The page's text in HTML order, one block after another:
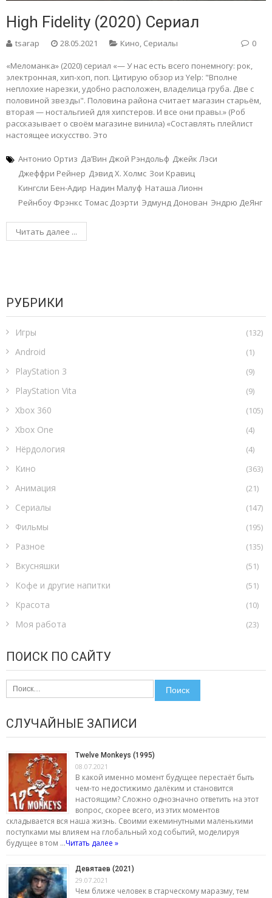
High Fidelity (2020) Сериал
tsarap 28.05.2021 Кино, Сериалы 0
«Меломанка» (2020) сериал «— У нас есть всего понемногу: рок,
электронная, хип-хоп, поп. Цитирую обзор из Yelp: "Вполне
неплохие нарезки, удобно расположен, владелица груба. Две с
половиной звезды". Половина района считает магазин старьём,
вторая — ностальгией для хипстеров. И все они правы.» (Роб
рассказывает о своём магазине винила) «Составлять плейлист
настоящее искусство. Это
Антонио Ортиз Да’Вин Джой Рэндольф Джейк Лэси
Джеффри Рейнер Дэвид Х. Холмс Зои Кравиц
Кингсли Бен-Адир Надин Малуф Наташа Лионн
Рейнбоу Фрэнкс Томас Доэрти Эдмунд Донован Эндрю ДеЯнг
Читать далее ...
РУБРИКИ
Игры (132)
Android (1)
PlayStation 3 (9)
PlayStation Vita (9)
Xbox 360 (105)
Xbox One (4)
Нёрдология (4)
Кино (363)
Анимация (21)
Сериалы (147)
Фильмы (195)
Разное (135)
Вкусняшки (51)
Кофе и другие напитки (51)
Красота (10)
Моя работа (23)
ПОИСК ПО САЙТУ
Найти:
СЛУЧАЙНЫЕ ЗАПИСИ
Twelve Monkeys (1995)
08.07.2021
В какой именно момент будущее перестаёт быть
чем-то недостижимо далёким и становится
настоящим? Сложно однозначно ответить на этот
вопрос, скорее всего, из этих моментов
складывается вся наша жизнь. Своими ежеминутными маленькими
поступками мы влияем на глобальный ход событий, моделируя
будущее в том …Читать далее »
Девятаев (2021)
29.07.2021
Чем ближе человек в старческому маразму, тем